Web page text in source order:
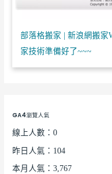
部落格搬家 | 新浪網搬家
家技術準備好了~~~
GA4瀏覽人氣
線上人數：0
昨日人氣：104
本月人氣：3,767